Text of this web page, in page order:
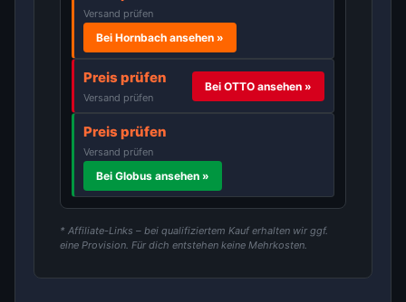
Versand prüfen
Bei Hornbach ansehen »
Preis prüfen
Versand prüfen
Bei OTTO ansehen »
Preis prüfen
Versand prüfen
Bei Globus ansehen »
* Affiliate-Links – bei qualifiziertem Kauf erhalten wir ggf.
eine Provision. Für dich entstehen keine Mehrkosten.